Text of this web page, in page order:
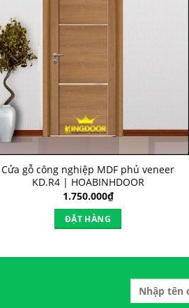
Cửa gỗ công nghiệp MDF phủ veneer
KD.R4 | HOABINHDOOR
1.750.000₫
ĐẶT HÀNG